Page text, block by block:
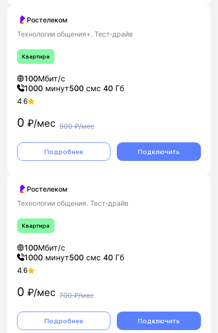
Ростелеком
Технологии общения+. Тест-драйв
Квартира
100Мбит/с
1000 минут500 смс 40 Гб
4.6
0 ₽/мес 900₽/мес
Подробнее Подключить
Ростелеком
Технологии общения. Тест-драйв
Квартира
100Мбит/с
1000 минут500 смс 40 Гб
4.6
0 ₽/мес 700₽/мес
Подробнее Подключить